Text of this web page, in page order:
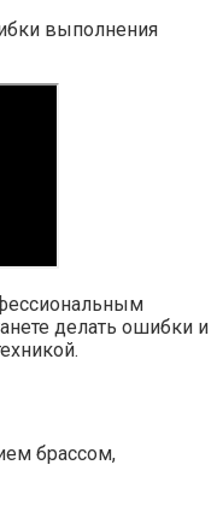
выполнения
делать ошибки и
брассом,